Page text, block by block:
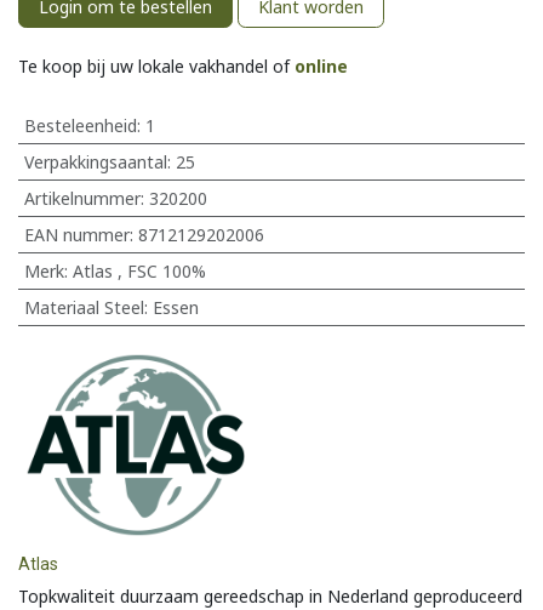
Login om te bestellen Klant worden
Te koop bij uw lokale vakhandel of online
Besteleenheid: 1
Verpakkingsaantal: 25
Artikelnummer: 320200
EAN nummer: 8712129202006
Merk: Atlas , FSC 100%
Materiaal Steel: Essen
Atlas
Topkwaliteit duurzaam gereedschap in Nederland geproduceerd